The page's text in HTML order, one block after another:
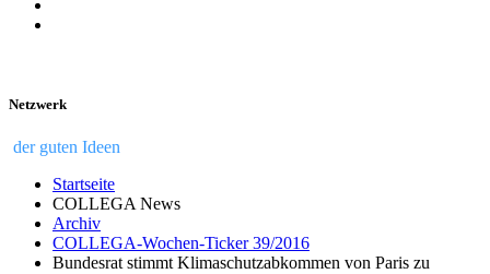
Netzwerk
der guten Ideen
Startseite
COLLEGA News
Archiv
COLLEGA-Wochen-Ticker 39/2016
Bundesrat stimmt Klimaschutzabkommen von Paris zu